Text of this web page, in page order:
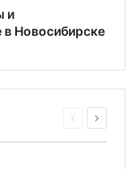
и
Новосибирске